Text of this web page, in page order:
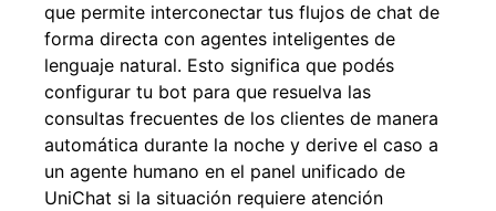
que permite interconectar tus flujos de chat de
forma directa con agentes inteligentes de
lenguaje natural. Esto significa que podés
configurar tu bot para que resuelva las
consultas frecuentes de los clientes de manera
automática durante la noche y derive el caso a
un agente humano en el panel unificado de
UniChat si la situación requiere atención